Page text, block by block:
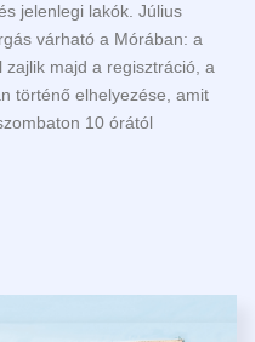
jelenlegi lakók. Július
várható a Mórában: a
majd a regisztráció, a
történő elhelyezése, amit
10 órától